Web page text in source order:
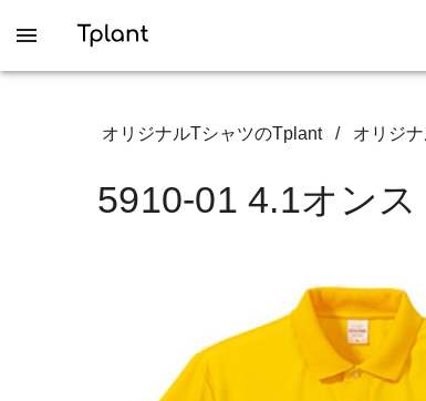
オリジナルTシャツのTplant / オリジ
5910-01 4.1オン